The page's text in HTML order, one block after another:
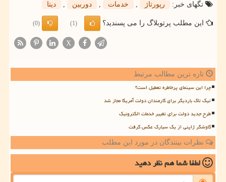
تگهای خبر:
رپورتاژ , خدمات , دوربین , دیتا
این مطلب پرتوبلاگ را می پسندید؟ (1)
(0)
X
تازه ترین مطالب مرتبط
چرا این سینمای پرخاطره تعطیل است؟
تیک تاک باردیگر برای کارمندان دولت آمریکا مجاز شد
طرح جدید دولت برای تغییر خدمات الکترونیک
کاوشگر ژاپنی از یک سیارک عکس گرفت
نظرات بینندگان در مورد این مطلب
لطفا شما همنظر دهید